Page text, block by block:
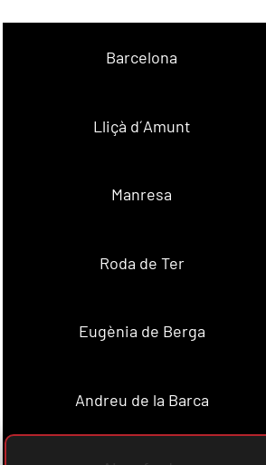
Barcelona
Lliçà d´Amunt
Manresa
Roda de Ter
Eugènia de Berga
Andreu de la Barca